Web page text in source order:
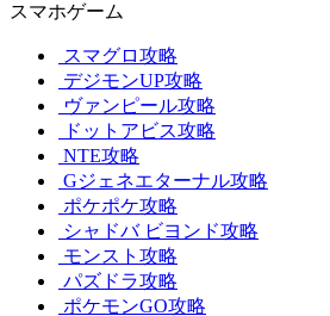
スマホゲーム
スマグロ攻略
デジモンUP攻略
ヴァンピール攻略
ドットアビス攻略
NTE攻略
Gジェネエターナル攻略
ポケポケ攻略
シャドバ ビヨンド攻略
モンスト攻略
パズドラ攻略
ポケモンGO攻略